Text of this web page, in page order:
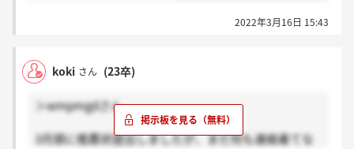
2022年3月16日 15:43
koki さん (23卒)
＞wmpmgdさん
3月頭に推薦状提出しましたが、まだ何も連絡着てな